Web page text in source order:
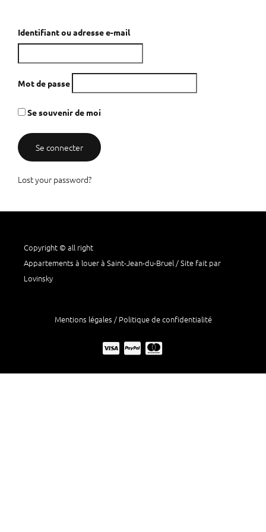
Identifiant ou adresse e-mail
Mot de passe
Se souvenir de moi
Lost your password?
Copyright © all right
Appartements à louer à Saint-Jean-du-Bruel / Site fait par
Lovinsky
Mentions légales / Politique de confidentialité